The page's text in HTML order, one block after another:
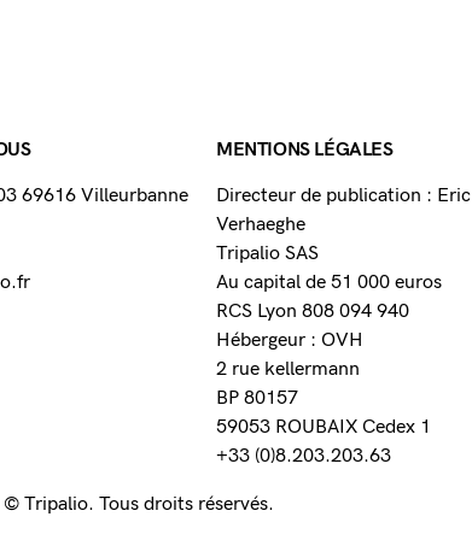
69616 Villeurbanne
MENTIONS LÉGALES
Directeur de publication : Eric
Verhaeghe
Tripalio SAS
Au capital de 51 000 euros
RCS Lyon 808 094 940
Hébergeur : OVH
2 rue kellermann
BP 80157
59053 ROUBAIX Cedex 1
+33 (0)8.203.203.63
Tripalio. Tous droits réservés.